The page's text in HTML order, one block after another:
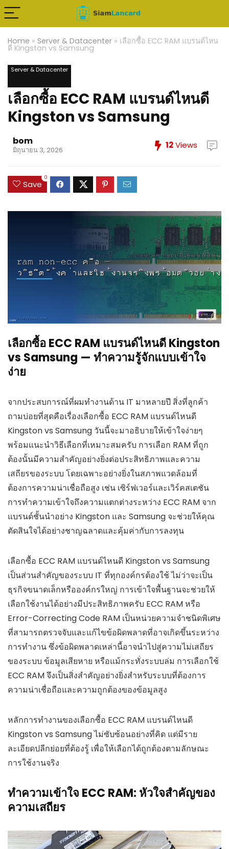
Home » Server & Datacenter » เลือกซื้อ ECC RAM แบรนด์ไหน
ดี Kingston vs Samsung
Server & Datacenter
เลือกซื้อ ECC RAM แบรนด์ไหนดี
Kingston vs Samsung
bom
มิถุนายน 3, 2026 12Views
Save
0
เลือกซื้อ ECC RAM แบรนด์ไหนดี Kingston
vs Samsung — ทำความรู้จักแบบเข้าใจ
ง่าย
จากประสบการณ์ที่ผมทำงานด้าน IT มาหลายปี สิ่งที่ลูกค้า
ถามบ่อยที่สุดคือเรื่องเลือกซื้อ ECC RAM แบรนด์ไหนดี
Kingston vs Samsung วันนี้จะมาอธิบายให้เข้าใจง่ายๆ
พร้อมแนะนำวิธีเลือกที่เหมาะสมครับ การเลือก RAM ที่ถูก
ต้องนั้นมีความสำคัญอย่างยิ่งต่อประสิทธิภาพและความ
เสถียรของระบบ โดยเฉพาะอย่างยิ่งในสภาพแวดล้อมที่
ต้องการความน่าเชื่อถือสูง เช่น เซิร์ฟเวอร์และเวิร์คสเตชัน
การทำความเข้าใจถึงความแตกต่างระหว่าง ECC RAM จาก
แบรนด์ชั้นนำอย่าง Kingston และ Samsung จะช่วยให้คุณ
ตัดสินใจได้อย่างชาญฉลาดและคุ้มค่ากับการลงทุน
เลือกซื้อ ECC RAM แบรนด์ไหนดี Kingston vs Samsung
เป็นส่วนสำคัญของระบบ IT ที่ทุกองค์กรต้องใช้ ไม่ว่าจะเป็น
ธุรกิจขนาดเล็กหรือองค์กรใหญ่ การเข้าใจพื้นฐานจะช่วยให้
เลือกใช้งานได้อย่างมีประสิทธิภาพครับ ECC RAM หรือ
Error-Correcting Code RAM เป็นหน่วยความจำชนิดพิเศษ
ที่สามารถตรวจจับและแก้ไขข้อผิดพลาดที่อาจเกิดขึ้นระหว่าง
การทำงาน ซึ่งข้อผิดพลาดเหล่านี้อาจนำไปสู่ความไม่เสถียร
ของระบบ ข้อมูลเสียหาย หรือแม้กระทั่งระบบล่ม การเลือกใช้
ECC RAM จึงเป็นสิ่งสำคัญอย่างยิ่งสำหรับระบบที่ต้องการ
ความน่าเชื่อถือและความถูกต้องของข้อมูลสูง
หลักการทำงานของเลือกซื้อ ECC RAM แบรนด์ไหนดี
Kingston vs Samsung ไม่ซับซ้อนอย่างที่คิด แต่มีราย
ละเอียดปลีกย่อยที่ต้องรู้ เพื่อให้เลือกได้ถูกต้องตามลักษณะ
การใช้งานจริง
ทำความเข้าใจ ECC RAM: หัวใจสำคัญของ
ความเสถียร